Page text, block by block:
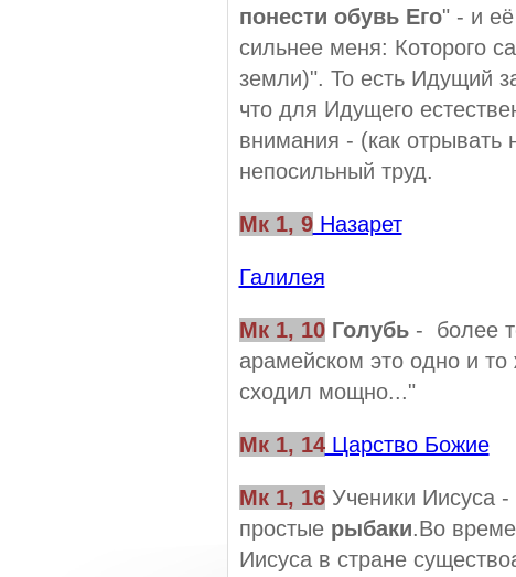
понести обувь Его" - и
сильнее меня: Которого
земли)". То есть Идущий
что для Идущего
внимания - (как отрывать
непосильный труд.
Мк 1, 9Назарет
Галилея
Мк 1, 10 Голубь - более
арамейском это одно и
сходил мощно..."
Мк 1, 14Царство Божие
Мк 1, 16Ученики Иисуса -
простые рыбаки.Во
Иисуса в стране